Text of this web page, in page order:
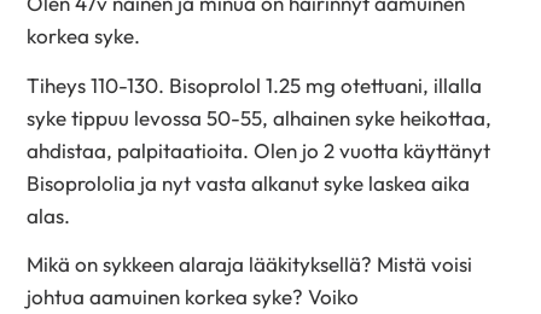
korkea syke.
Tiheys 110-130. Bisoprolol 1.25 mg otettuani, illalla
syke tippuu levossa 50-55, alhainen syke heikottaa,
ahdistaa, palpitaatioita. Olen jo 2 vuotta käyttänyt
Bisoprololia ja nyt vasta alkanut syke laskea aika
alas.
Mikä on sykkeen alaraja lääkityksellä? Mistä voisi
johtua aamuinen korkea syke? Voiko